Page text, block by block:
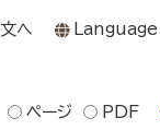
へ Language
ページ PDF